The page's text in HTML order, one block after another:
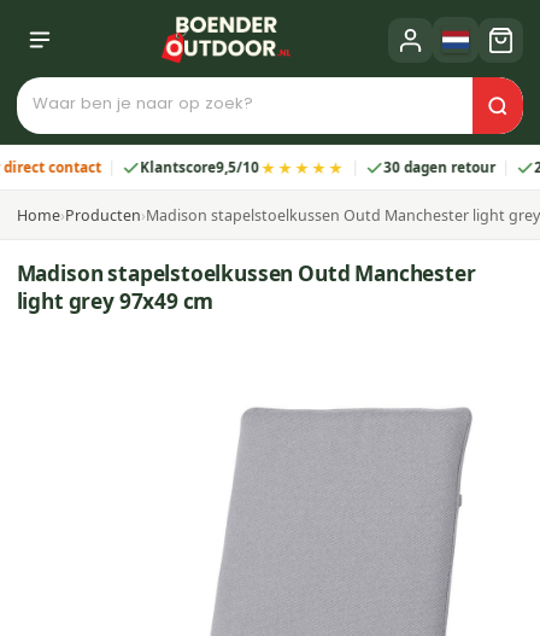
contact Klantscore9,5/10★★★★★ 30 dagen retour 2 jaar
Home›Producten›Madison stapelstoelkussen Outd Manchester light
Madison stapelstoelkussen Outd Manchester
light grey 97x49 cm